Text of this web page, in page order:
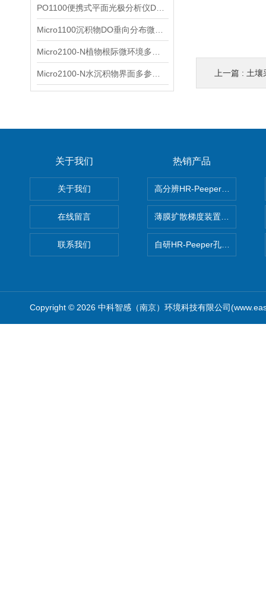
上一篇 : 土壤采
关于我们
关于我们
在线留言
联系我们
热销产品
高分辨HR-Peeper采样器孔隙
薄膜扩散梯度装置 Agl DGT
自研HR-Peeper孔隙水采样器
Copyright © 2026 中科智感（南京）环境科技有限公司